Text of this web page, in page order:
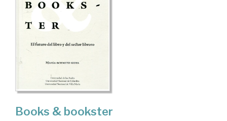
Books & bookster